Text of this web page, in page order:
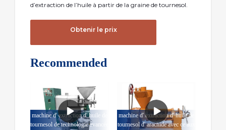
d’extraction de l’huile à partir de la graine de tournesol.
Obtenir le prix
Recommended
machine d' extraction d' huile de
tournesol de technologie avancée
machine d' extraction d' huile de
tournesol d' arachide avec ce aux